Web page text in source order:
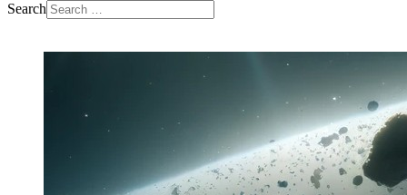
Search